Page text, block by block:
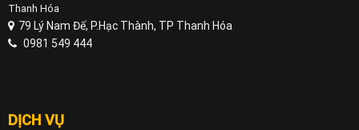
Thanh Hóa
79 Lý Nam Đế, P.Hạc Thành, TP Thanh Hóa
0981 549 444
DỊCH VỤ